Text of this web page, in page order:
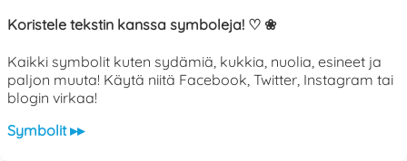
Koristele tekstin kanssa symboleja! ♡ ❀
Kaikki symbolit kuten sydämiä, kukkia, nuolia, esineet ja
paljon muuta! Käytä niitä Facebook, Twitter, Instagram tai
blogin virkaa!
Symbolit ▸▸